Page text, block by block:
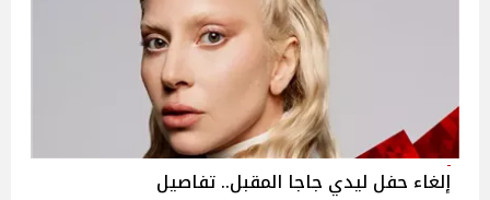
إلغاء حفل ليدي جاجا المقبل.. تفاصيل